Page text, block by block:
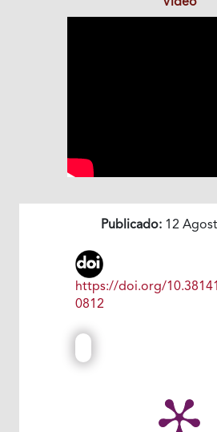
Publicado: 12
https://doi.org/
0812